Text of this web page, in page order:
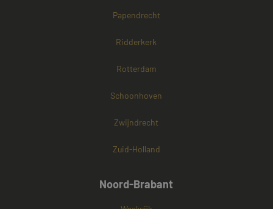
Papendrecht
Ridderkerk
Rotterdam
Schoonhoven
Zwijndrecht
Zuid-Holland
Noord-Brabant